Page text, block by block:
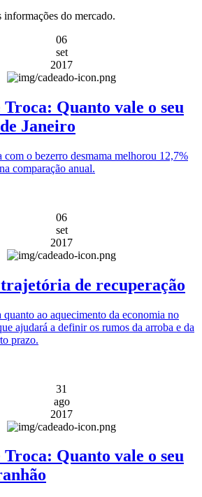
do mercado.
06
set
2017
Troca: Quanto vale o seu
Janeiro
com o bezerro desmama melhorou 12,7%
comparação anual.
06
set
2017
de recuperação
quanto ao aquecimento da economia no
ajudará a definir os rumos da arroba e da
prazo.
31
ago
2017
Troca: Quanto vale o seu